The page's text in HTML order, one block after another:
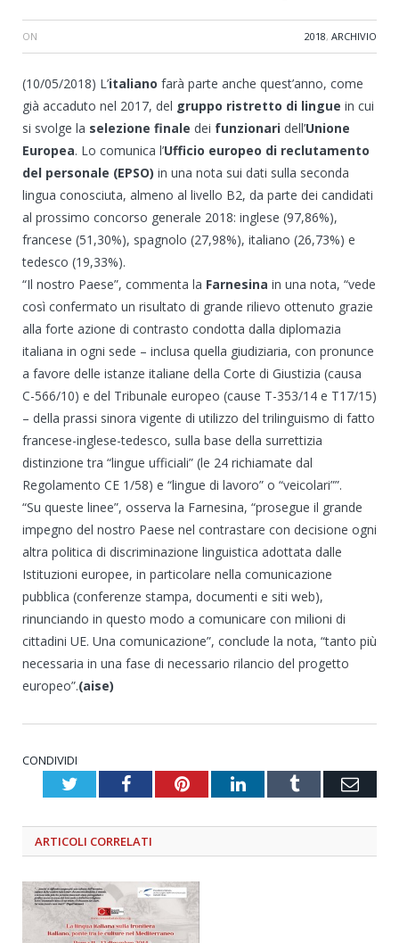
ON 2018, ARCHIVIO
(10/05/2018) L’italiano farà parte anche quest’anno, come
già accaduto nel 2017, del gruppo ristretto di lingue in cui
si svolge la selezione finale dei funzionari dell’Unione
Europea. Lo comunica l’Ufficio europeo di reclutamento
del personale (EPSO) in una nota sui dati sulla seconda
lingua conosciuta, almeno al livello B2, da parte dei candidati
al prossimo concorso generale 2018: inglese (97,86%),
francese (51,30%), spagnolo (27,98%), italiano (26,73%) e
tedesco (19,33%).
“Il nostro Paese”, commenta la Farnesina in una nota, “vede
così confermato un risultato di grande rilievo ottenuto grazie
alla forte azione di contrasto condotta dalla diplomazia
italiana in ogni sede – inclusa quella giudiziaria, con pronunce
a favore delle istanze italiane della Corte di Giustizia (causa
C-566/10) e del Tribunale europeo (cause T-353/14 e T17/15)
– della prassi sinora vigente di utilizzo del trilinguismo di fatto
francese-inglese-tedesco, sulla base della surrettizia
distinzione tra “lingue ufficiali” (le 24 richiamate dal
Regolamento CE 1/58) e “lingue di lavoro” o “veicolari””.
“Su queste linee”, osserva la Farnesina, “prosegue il grande
impegno del nostro Paese nel contrastare con decisione ogni
altra politica di discriminazione linguistica adottata dalle
Istituzioni europee, in particolare nella comunicazione
pubblica (conferenze stampa, documenti e siti web),
rinunciando in questo modo a comunicare con milioni di
cittadini UE. Una comunicazione”, conclude la nota, “tanto più
necessaria in una fase di necessario rilancio del progetto
europeo”.(aise)
CONDIVIDI
TwitterFacebookPinterestLinkedInTumblr
ARTICOLI CORRELATI